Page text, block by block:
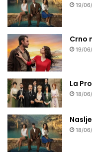
19/
Crno
19/
La
18/
18/